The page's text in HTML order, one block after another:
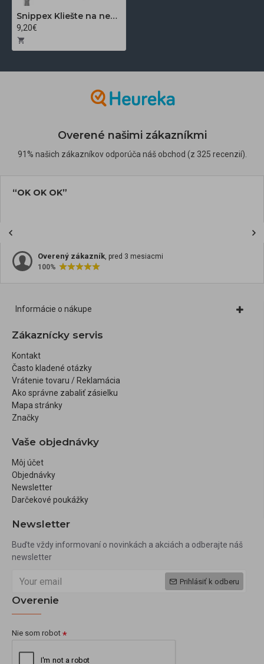
Snippex Kliešte na nechty 11 cm
9,20€
Overené našimi zákazníkmi
91% našich zákazníkov odporúča náš obchod (z 325 recenzií).
“OK OK OK”
Overený zákazník, pred 3 mesiacmi
100%
Informácie o nákupe
Zákaznícky servis
Kontakt
Často kladené otázky
Vrátenie tovaru / Reklamácia
Ako správne zabaliť zásielku
Mapa stránky
Značky
Vaše objednávky
Môj účet
Objednávky
Newsletter
Darčekové poukážky
Newsletter
Buďte vždy informovaní o novinkách a akciách a odberajte náš
newsletter
Prihlásiť k odberu
Overenie
Nie som robot